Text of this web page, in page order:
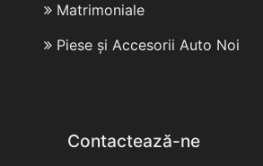
Matrimoniale
Piese și Accesorii Auto Noi
Contactează-ne